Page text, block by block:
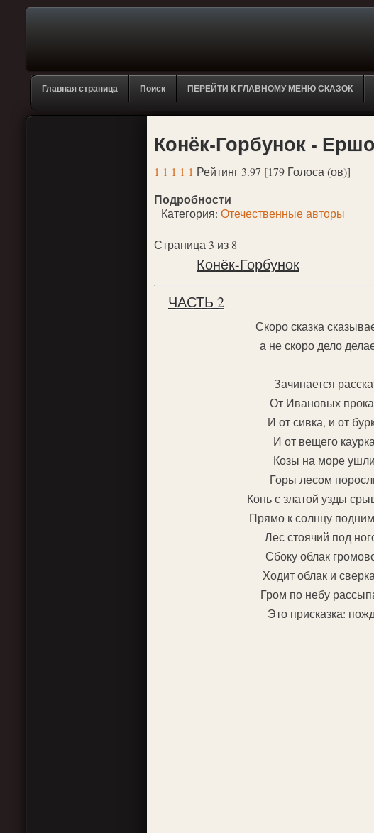
Главная страница Поиск ПЕРЕЙТИ К ГЛАВНОМУ МЕНЮ СКАЗОК
Конёк-Горбунок -
1 1 1 1 1 Рейтинг 3.97 [179 Голоса (ов)]
Подробности
Категория: Отечественные авторы
Страница 3 из 8
Конёк-Горбунок
ЧАСТЬ 2
Скоро сказка
а не скоро дело
Зачинается
От Ивановых
И от сивка, и от
И от вещего
Козы на море
Горы лесом
Конь с златой узды
Прямо к солнцу
Лес стоячий под
Сбоку облак
Ходит облак и
Гром по небу
Это присказка: